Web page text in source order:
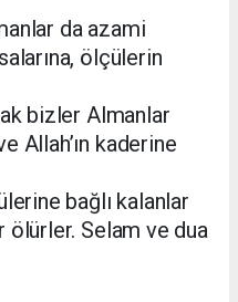
da azami
ölçülerin
bizler Almanlar
Allah’ın kaderine
bağlı kalanlar
ölürler. Selam ve dua